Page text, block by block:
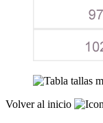
Volver al inicio